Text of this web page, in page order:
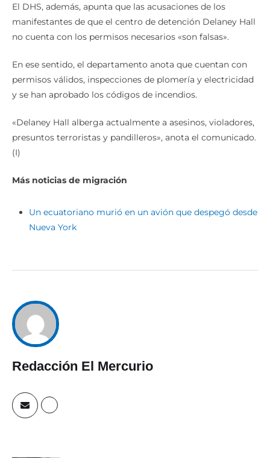
El DHS, además, apunta que las acusaciones de los
manifestantes de que el centro de detención Delaney Hall
no cuenta con los permisos necesarios «son falsas».
En ese sentido, el departamento anota que cuentan con
permisos válidos, inspecciones de plomería y electricidad
y se han aprobado los códigos de incendios.
«Delaney Hall alberga actualmente a asesinos, violadores,
presuntos terroristas y pandilleros», anota el comunicado.
(I)
Más noticias de migración
Un ecuatoriano murió en un avión que despegó desde
Nueva York
Redacción El Mercurio